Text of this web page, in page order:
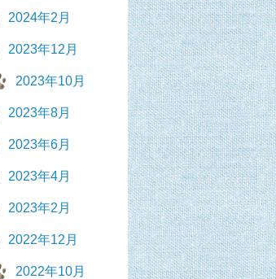
2024年2月
2023年12月
2023年10月
2023年8月
2023年6月
2023年4月
2023年2月
2022年12月
2022年10月